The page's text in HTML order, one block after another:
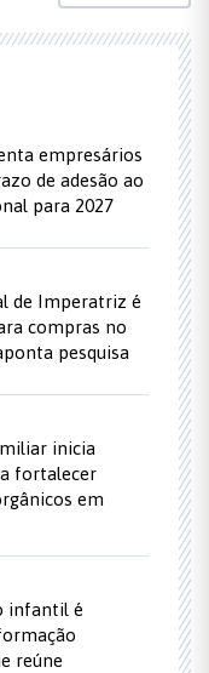
empresários
de adesão ao
para 2027
de Imperatriz é
compras no
pesquisa
inicia
fortalecer
em
infantil é
reúne